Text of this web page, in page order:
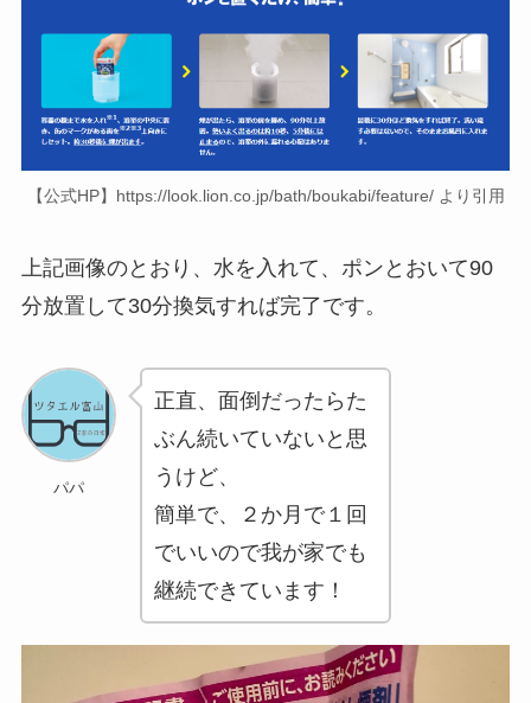
【公式HP】https://look.lion.co.jp/bath/boukabi/feature/ より引用
上記画像のとおり、水を入れて、ポンとおいて90
分放置して30分換気すれば完了です。
パパ
正直、面倒だったらた
ぶん続いていないと思
うけど、
簡単で、２か月で１回
でいいので我が家でも
継続できています！